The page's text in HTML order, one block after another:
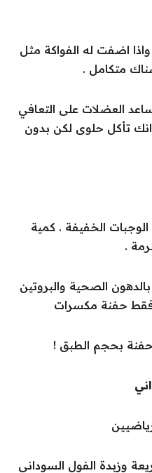
واذا اضفت له الفواكة مثل
متكامل .
العضلات على التعافي
تأكل حلوى لكن بدون
الخفيفة . كمية
.
الصحية والبروتين
فقط حفنة مكسرات
بحجم الطبق !
وزبدة الفول السوداني